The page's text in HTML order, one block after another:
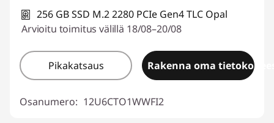
256 GB SSD M.2 2280 PCIe Gen4 TLC Opal
Arvioitu toimitus välillä 18/08–20/08
Pikakatsaus Rakenna oma
Osanumero: 12U6CTO1WWFI2